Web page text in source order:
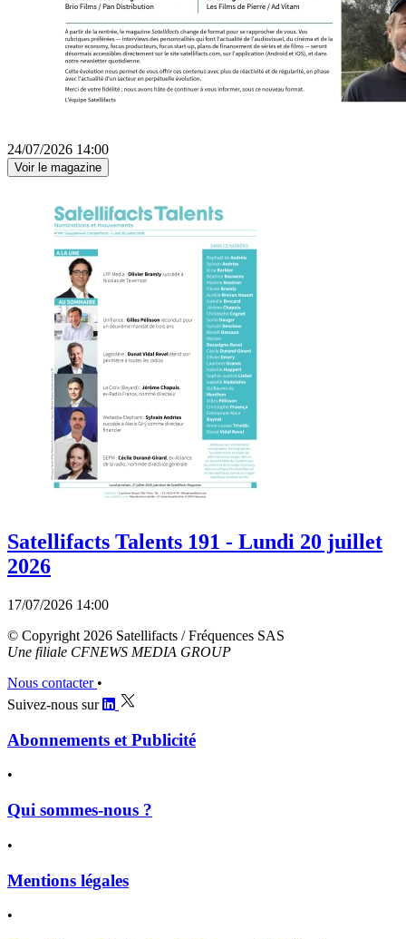
24/07/2026 14:00
Voir le magazine
Satellifacts Talents 191 - Lundi 20 juillet
2026
17/07/2026 14:00
© Copyright 2026 Satellifacts / Fréquences SAS
Une filiale CFNEWS MEDIA GROUP
Nous contacter •
Suivez-nous sur
Abonnements et Publicité
•
Qui sommes-nous ?
•
Mentions légales
•